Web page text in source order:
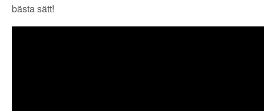
bästa sätt!